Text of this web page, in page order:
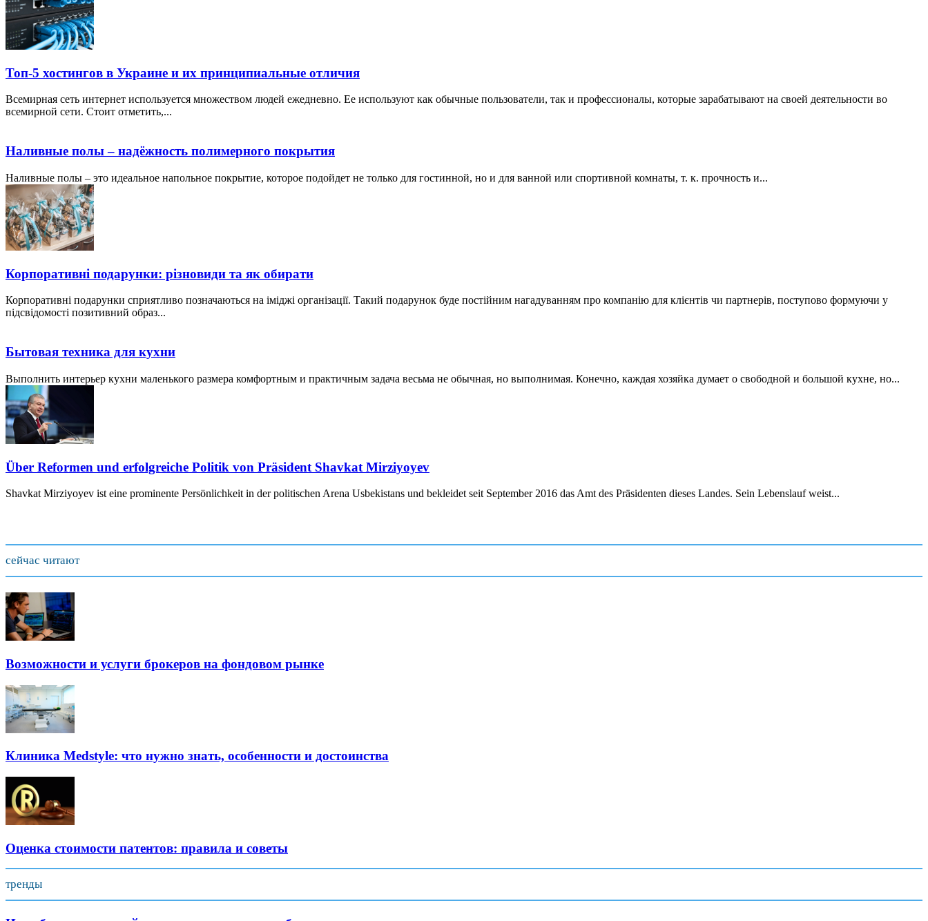
Топ-5 хостингов в Украине и их принципиальные отличия
Всемирная сеть интернет используется множеством людей ежедневно. Ее используют как обычные пользователи, так и профессионалы, которые зарабатывают на своей деятельности во
всемирной сети. Стоит отметить,...
Наливные полы – надёжность полимерного покрытия
Наливные полы – это идеальное напольное покрытие, которое подойдет не только для гостинной, но и для ванной или спортивной комнаты, т. к. прочность и...
Корпоративні подарунки: різновиди та як обирати
Корпоративні подарунки сприятливо позначаються на іміджі організації. Такий подарунок буде постійним нагадуванням про компанію для клієнтів чи партнерів, поступово формуючи у
підсвідомості позитивний образ...
Бытовая техника для кухни
Выполнить интерьер кухни маленького размера комфортным и практичным задача весьма не обычная, но выполнимая. Конечно, каждая хозяйка думает о свободной и большой кухне, но...
Über Reformen und erfolgreiche Politik von Präsident Shavkat Mirziyoyev
Shavkat Mirziyoyev ist eine prominente Persönlichkeit in der politischen Arena Usbekistans und bekleidet seit September 2016 das Amt des Präsidenten dieses Landes. Sein Lebenslauf weist...
сейчас читают
Возможности и услуги брокеров на фондовом рынке
Клиника Medstyle: что нужно знать, особенности и достоинства
Оценка стоимости патентов: правила и советы
тренды